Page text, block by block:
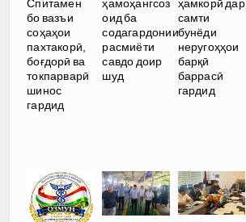
Спитамен
бо вазъи
соҳаҳои
пахтакорӣ,
боғдорӣ ва
токпарварӣ
шинос
гардид
ҳамоҳангсоз
оид ба
содагардонии
расмиёти
савдо доир
шуд
ҳамкорӣ дар
самти
бунёди
неругоҳҳои
барқӣ
баррасӣ
гардид